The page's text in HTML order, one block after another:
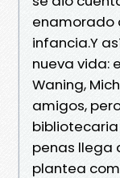
enamorado
infancia.Y
nueva vida:
Waning,
amigos,
penas llega
plantea